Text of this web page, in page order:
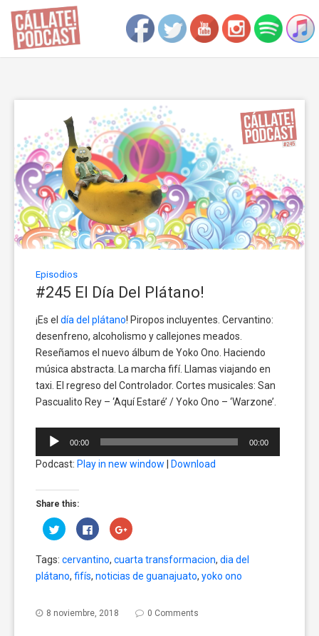
Episodios
#245 El Día Del Plátano!
¡Es el día del plátano! Piropos incluyentes. Cervantino:
desenfreno, alcoholismo y callejones meados.
Reseñamos el nuevo álbum de Yoko Ono. Haciendo
música abstracta. La marcha fifí. Llamas viajando en
taxi. El regreso del Controlador. Cortes musicales: San
Pascualito Rey – ‘Aquí Estaré’ / Yoko Ono – ‘Warzone’.
Reproductor
audio
00:00 00:00
Podcast: Play in new window | Download
Share this:
Click
to
share
Twitter
(Opens
in
Click
to
share
Facebook
(Opens
in
Click
to
Google+
(Opens
in
Tags: cervantino, cuarta transformacion, dia del
plátano, fifís, noticias de guanajuato, yoko ono
8 noviembre, 2018 0 Comments